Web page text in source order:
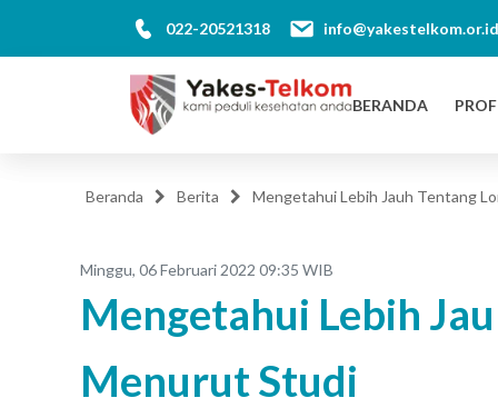
022-20521318 info@yakestelkom.or.id
BERANDA
Beranda Berita Mengetahui Lebih Jauh Tentang
Minggu, 06 Februari 2022 09:35 WIB
Mengetahui Lebih
Menurut Studi